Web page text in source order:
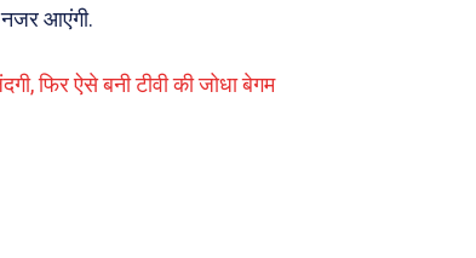
नजर आएंगी.
फिर ऐसे बनी टीवी की जोधा बेगम